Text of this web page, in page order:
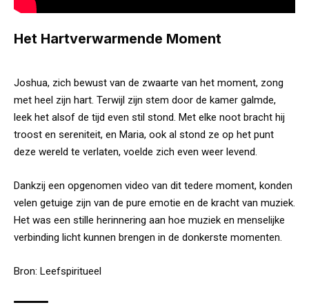
Het Hartverwarmende Moment
Joshua, zich bewust van de zwaarte van het moment, zong
met heel zijn hart. Terwijl zijn stem door de kamer galmde,
leek het alsof de tijd even stil stond. Met elke noot bracht hij
troost en sereniteit, en Maria, ook al stond ze op het punt
deze wereld te verlaten, voelde zich even weer levend.
Dankzij een opgenomen video van dit tedere moment, konden
velen getuige zijn van de pure emotie en de kracht van muziek.
Het was een stille herinnering aan hoe muziek en menselijke
verbinding licht kunnen brengen in de donkerste momenten.
Bron: Leefspiritueel